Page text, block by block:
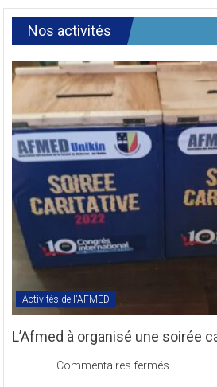
Nos activités
Activités de l'AFMED
L’Afmed à organisé une soirée
Commentaires fermés